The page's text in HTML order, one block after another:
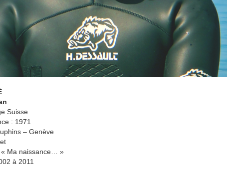
Suisse
: 1971
– Genève
Ma naissance… »
à 2011